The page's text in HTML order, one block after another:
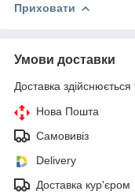
Приховати
Умови доставки
Доставка здійснюється
Нова Пошта
Самовивіз
Delivery
Доставка кур'єром